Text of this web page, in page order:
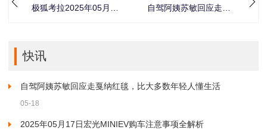
极狐考拉2025年05月17
自驾阿姨苏敏回应走戛
快讯
自驾阿姨苏敏回应走戛纳红毯，比大多数年轻人懂生活
05-18
2025年05月17日宏光MINIEV购车注意事项全解析